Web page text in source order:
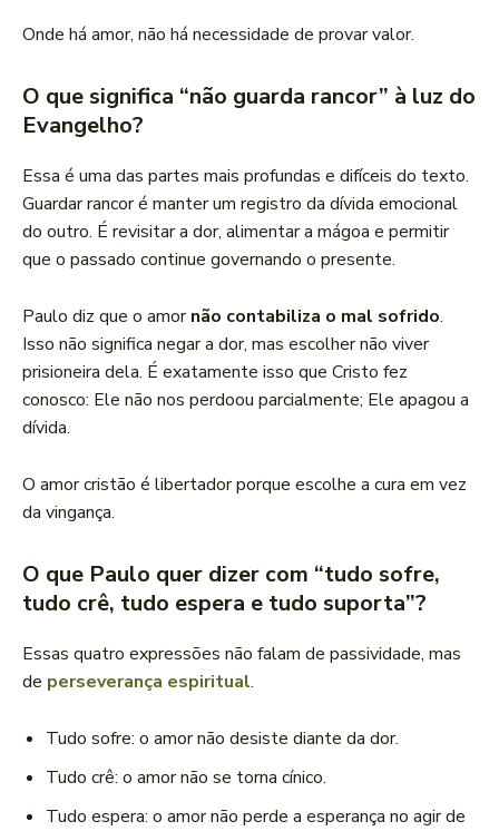
Onde há amor, não há necessidade de provar valor.
O que significa “não guarda rancor” à luz do
Evangelho?
Essa é uma das partes mais profundas e difíceis do texto.
Guardar rancor é manter um registro da dívida emocional
do outro. É revisitar a dor, alimentar a mágoa e permitir
que o passado continue governando o presente.
Paulo diz que o amornão contabiliza o mal sofrido.
Isso não significa negar a dor, mas escolher não viver
prisioneira dela. É exatamente isso que Cristo fez
conosco: Ele não nos perdoou parcialmente; Ele apagou a
dívida.
O amor cristão é libertador porque escolhe a cura em vez
da vingança.
O que Paulo quer dizer com “tudo sofre,
tudo crê, tudo espera e tudo suporta”?
Essas quatro expressões não falam de passividade, mas
de perseverança espiritual.
Tudo sofre: o amor não desiste diante da dor.
Tudo crê: o amor não se torna cínico.
Tudo espera: o amor não perde a esperança no agir de